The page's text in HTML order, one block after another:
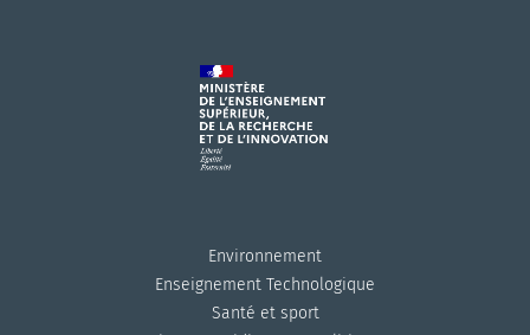
Environnement
Enseignement Technologique
Santé et sport